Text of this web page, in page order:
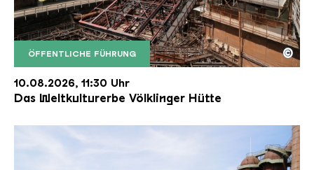
ÖFFENTLICHE FÜHRUNG
Der Erzschrägaufzug der Völklinger Hütte mit
Copyright: Weltkulturerbe Völklinger Hütte | Karl
©
10.08.2026, 11:30 Uhr
Das Weltkulturerbe Völklinger Hütte